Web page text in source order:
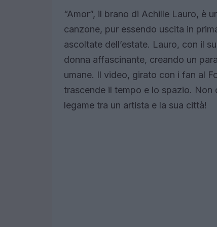
“Amor”, il brano di Achille Lauro, è
canzone, pur essendo uscita in
ascoltate dell’estate. Lauro, con il
donna affascinante, creando un
umane. Il video, girato con i fan al
trascende il tempo e lo spazio. Non
legame tra un artista e la sua città!